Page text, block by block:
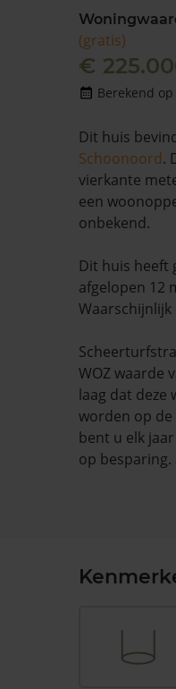
(gratis)
€
Berekend op
Dit huis
Schoonoord.
vierkante
een
onbekend.
Dit huis heeft
afgelopen 12
Waarschijnlijk
WOZ waarde
laag dat deze
worden op
bent u elk
op besparing.